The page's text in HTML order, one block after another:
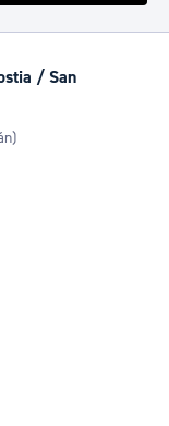
/ San